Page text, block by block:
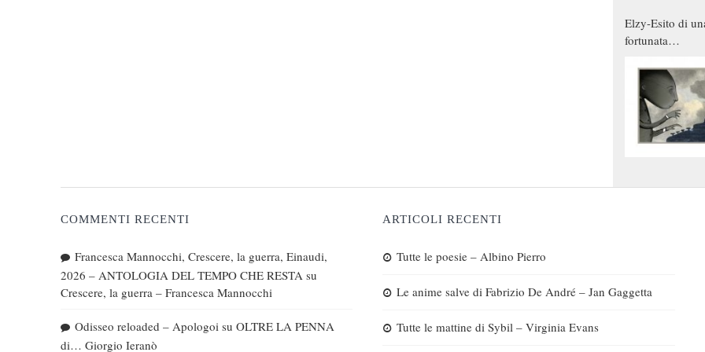
Elzy-Esito di
fortunata
COMMENTI RECENTI
Francesca Mannocchi, Crescere, la guerra, Einaudi,
2026 – ANTOLOGIA DEL TEMPO CHE RESTA su
Crescere, la guerra – Francesca Mannocchi
Odisseo reloaded – Apologoi su OLTRE LA PENNA
di… Giorgio Ieranò
ARTICOLI RECENTI
Tutte le poesie – Albino Pierro
Le anime salve di Fabrizio De André – Jan Gaggetta
Tutte le mattine di Sybil – Virginia Evans